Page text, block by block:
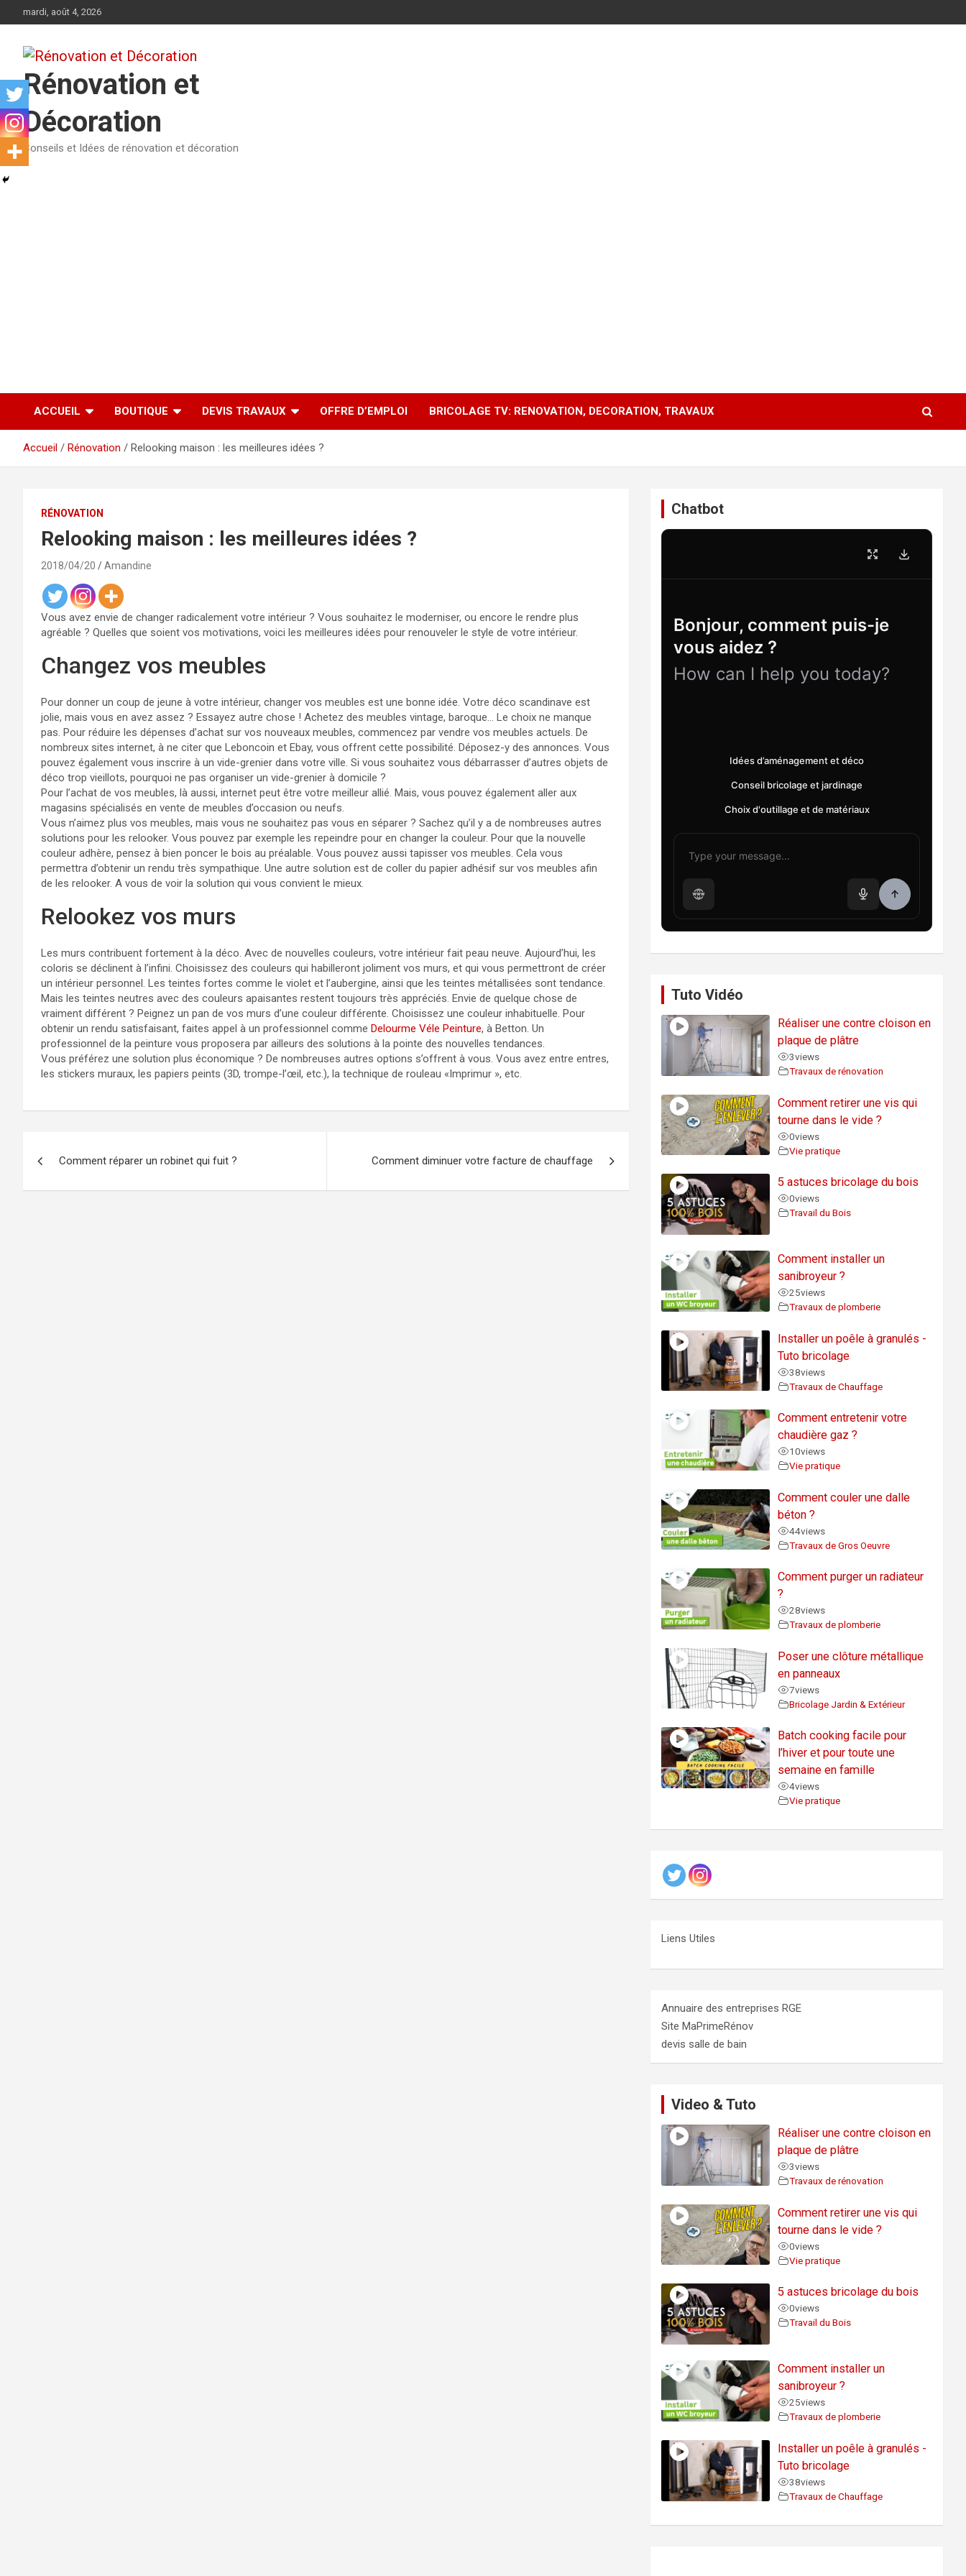
au
mardi, août 4, 2026
Rénovation et
Décoration
Conseils et Idées de rénovation et décoration
ACCUEIL BOUTIQUE DEVIS TRAVAUX OFFRE D’EMPLOI BRICOLAGE TV: RENOVATION, DECORATION, TRAVAUX
Accueil Rénovation Relooking maison : les meilleures idées ?
RÉNOVATION
Relooking maison : les meilleures idées ?
2018/04/20 Amandine
Vous avez envie de changer radicalement votre intérieur ? Vous souhaitez le moderniser, ou encore le rendre plus
agréable ? Quelles que soient vos motivations, voici les meilleures idées pour renouveler le style de votre intérieur.
Changez vos meubles
Pour donner un coup de jeune à votre intérieur, changer vos meubles est une bonne idée. Votre déco scandinave est
jolie, mais vous en avez assez ? Essayez autre chose ! Achetez des meubles vintage, baroque… Le choix ne manque
pas. Pour réduire les dépenses d’achat sur vos nouveaux meubles, commencez par vendre vos meubles actuels. De
nombreux sites internet, à ne citer que Leboncoin et Ebay, vous offrent cette possibilité. Déposez-y des annonces. Vous
pouvez également vous inscrire à un vide-grenier dans votre ville. Si vous souhaitez vous débarrasser d’autres objets de
déco trop vieillots, pourquoi ne pas organiser un vide-grenier à domicile ?
Pour l’achat de vos meubles, là aussi, internet peut être votre meilleur allié. Mais, vous pouvez également aller aux
magasins spécialisés en vente de meubles d’occasion ou neufs.
Vous n’aimez plus vos meubles, mais vous ne souhaitez pas vous en séparer ? Sachez qu’il y a de nombreuses autres
solutions pour les relooker. Vous pouvez par exemple les repeindre pour en changer la couleur. Pour que la nouvelle
couleur adhère, pensez à bien poncer le bois au préalable. Vous pouvez aussi tapisser vos meubles. Cela vous
permettra d’obtenir un rendu très sympathique. Une autre solution est de coller du papier adhésif sur vos meubles afin
de les relooker. A vous de voir la solution qui vous convient le mieux.
Relookez vos murs
Les murs contribuent fortement à la déco. Avec de nouvelles couleurs, votre intérieur fait peau neuve. Aujourd’hui, les
coloris se déclinent à l’infini. Choisissez des couleurs qui habilleront joliment vos murs, et qui vous permettront de créer
un intérieur personnel. Les teintes fortes comme le violet et l’aubergine, ainsi que les teintes métallisées sont tendance.
Mais les teintes neutres avec des couleurs apaisantes restent toujours très appréciés. Envie de quelque chose de
vraiment différent ? Peignez un pan de vos murs d’une couleur différente. Choisissez une couleur inhabituelle. Pour
obtenir un rendu satisfaisant, faites appel à un professionnel comme Delourme Véle Peinture, à Betton. Un
professionnel de la peinture vous proposera par ailleurs des solutions à la pointe des nouvelles tendances.
Vous préférez une solution plus économique ? De nombreuses autres options s’offrent à vous. Vous avez entre entres,
les stickers muraux, les papiers peints (3D, trompe-l’œil, etc.), la technique de rouleau «Imprimur », etc.
Comment réparer un robinet qui fuit ? Comment diminuer votre facture de chauffage
Chatbot
Bonjour, comment puis-je
vous aidez ?
How can I help you today?
Idées d’aménagement et déco
Conseil bricolage et jardinage
Choix d'outillage et de matériaux
Tuto Vidéo
Réaliser une contre cloison en
plaque de plâtre
3views
Travaux de rénovation
Comment retirer une vis qui
tourne dans le vide ?
0views
Vie pratique
5 astuces bricolage du bois
0views
Travail du Bois
Comment installer un
sanibroyeur ?
25views
Travaux de plomberie
Installer un poêle à granulés -
Tuto bricolage
38views
Travaux de Chauffage
Comment entretenir votre
chaudière gaz ?
10views
Vie pratique
Comment couler une dalle
béton ?
44views
Travaux de Gros Oeuvre
Comment purger un radiateur
?
28views
Travaux de plomberie
Poser une clôture métallique
en panneaux
7views
Bricolage Jardin & Extérieur
Batch cooking facile pour
l’hiver et pour toute une
semaine en famille
4views
Vie pratique
Liens Utiles
Annuaire des entreprises RGE
Site MaPrimeRénov
devis salle de bain
Video & Tuto
Réaliser une contre cloison en
plaque de plâtre
3views
Travaux de rénovation
Comment retirer une vis qui
tourne dans le vide ?
0views
Vie pratique
5 astuces bricolage du bois
0views
Travail du Bois
Comment installer un
sanibroyeur ?
25views
Travaux de plomberie
Installer un poêle à granulés -
Tuto bricolage
38views
Travaux de Chauffage